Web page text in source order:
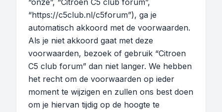
“onze”, “Citroen C5 club forum”,
“https://c5club.nl/c5forum”), ga je
automatisch akkoord met de voorwaarden.
Als je niet akkoord gaat met deze
voorwaarden, bezoek of gebruik “Citroen
C5 club forum” dan niet langer. We hebben
het recht om de voorwaarden op ieder
moment te wijzigen en zullen ons best doen
om je hiervan tijdig op de hoogte te